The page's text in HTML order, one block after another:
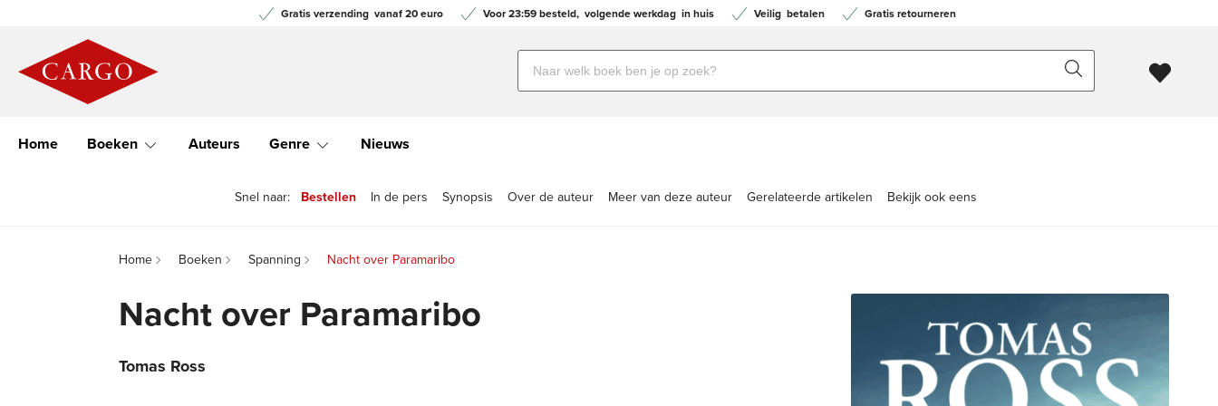
Gratis verzendingvanaf 20 euro Voor 23:59 besteld, volgende werkdagin huis Veiligbetalen Gratis retourneren
Zoeken
naar
Home Boeken Auteurs Genre Nieuws
Snel naar: Bestellen In de pers Synopsis Over de auteur Meer van deze auteur Gerelateerde artikelen Bekijk ook eens
Home Boeken Spanning Nacht over Paramaribo
Nacht over Paramaribo
Tomas Ross